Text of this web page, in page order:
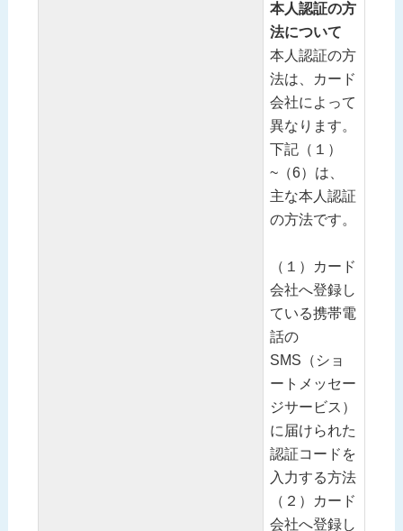
本人認証の方
法について
本人認証の方
法は、カード
会社によって
異なります。
下記（１）
~（6）は、
主な本人認証
の方法です。
（１）カード
会社へ登録し
ている携帯電
話の
SMS（ショ
ートメッセー
ジサービス）
に届けられた
認証コードを
入力する方法
（２）カード
会社へ登録し